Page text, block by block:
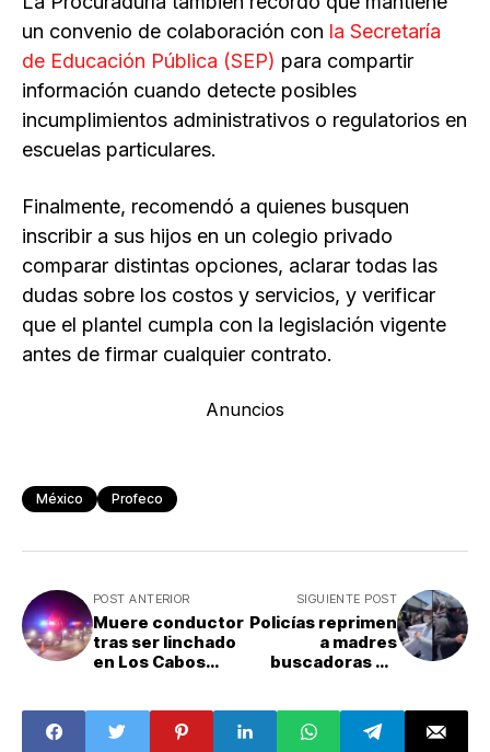
un convenio de colaboración con la Secretaría
de Educación Pública (SEP) para compartir
información cuando detecte posibles
incumplimientos administrativos o regulatorios en
escuelas particulares.
Finalmente, recomendó a quienes busquen
inscribir a sus hijos en un colegio privado
comparar distintas opciones, aclarar todas las
dudas sobre los costos y servicios, y verificar
que el plantel cumpla con la legislación vigente
antes de firmar cualquier contrato.
Anuncios
México Profeco
POST ANTERIOR
Muere conductor
tras ser linchado
en Los Cabos
aficionados en
festejos
SIGUIENTE POST
Policías reprimen
a madres
buscadoras en
y SSC abre
investigación